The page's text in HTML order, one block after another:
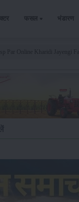
फसल भंडारण